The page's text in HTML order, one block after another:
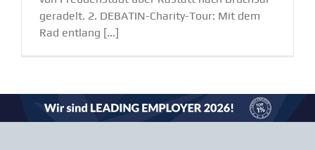
geradelt. 2. DEBATIN-Charity-Tour: Mit dem
Rad entlang [...]